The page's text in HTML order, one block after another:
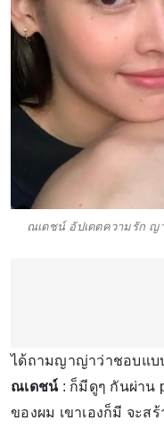
ณเดชน์ อัปเดตความรัก ญ
ได้ถามญาญ่าว่าชอบแบ
ณเดชน์: ก็มีดูๆ กันผ่าน
ของผม เขาเองก็มี จะส